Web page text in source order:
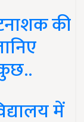
की
में